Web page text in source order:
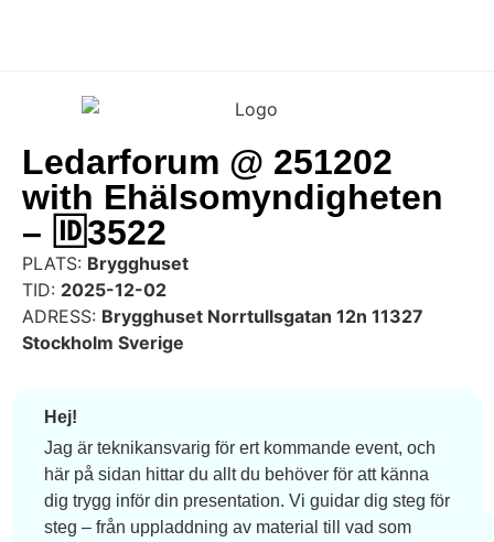
Ledarforum @ 251202
with Ehälsomyndigheten
– 🆔3522
PLATS: Brygghuset
TID: 2025-12-02
ADRESS: Brygghuset Norrtullsgatan 12n 11327
Stockholm Sverige
Hej!
Jag är teknikansvarig för ert kommande event, och
här på sidan hittar du allt du behöver för att känna
dig trygg inför din presentation. Vi guidar dig steg för
steg – från uppladdning av material till vad som